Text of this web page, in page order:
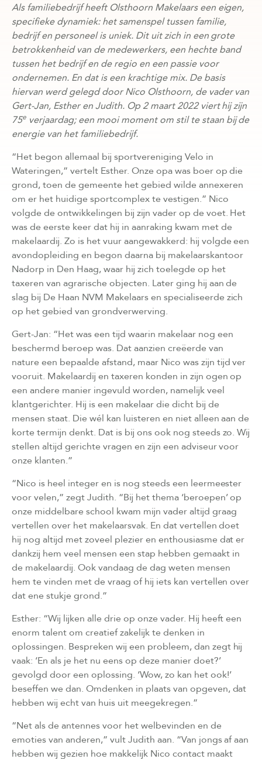
Als familiebedrijf heeft Olsthoorn Makelaars een eigen,
specifieke dynamiek: het samenspel tussen familie,
bedrijf en personeel is uniek. Dit uit zich in een grote
betrokkenheid van de medewerkers, een hechte band
tussen het bedrijf en de regio en een passie voor
ondernemen. En dat is een krachtige mix. De basis
hiervan werd gelegd door Nico Olsthoorn, de vader van
Gert-Jan, Esther en Judith. Op 2 maart 2022 viert hij zijn
75everjaardag; een mooi moment om stil te staan bij de
energie van het familiebedrijf.
“Het begon allemaal bij sportvereniging Velo in
Wateringen,” vertelt Esther. Onze opa was boer op die
grond, toen de gemeente het gebied wilde annexeren
om er het huidige sportcomplex te vestigen.” Nico
volgde de ontwikkelingen bij zijn vader op de voet. Het
was de eerste keer dat hij in aanraking kwam met de
makelaardij. Zo is het vuur aangewakkerd: hij volgde een
avondopleiding en begon daarna bij makelaarskantoor
Nadorp in Den Haag, waar hij zich toelegde op het
taxeren van agrarische objecten. Later ging hij aan de
slag bij De Haan NVM Makelaars en specialiseerde zich
op het gebied van grondverwerving.
Gert-Jan: “Het was een tijd waarin makelaar nog een
beschermd beroep was. Dat aanzien creëerde van
nature een bepaalde afstand, maar Nico was zijn tijd ver
vooruit. Makelaardij en taxeren konden in zijn ogen op
een andere manier ingevuld worden, namelijk veel
klantgerichter. Hij is een makelaar die dicht bij de
mensen staat. Die wél kan luisteren en niet alleen aan de
korte termijn denkt. Dat is bij ons ook nog steeds zo. Wij
stellen altijd gerichte vragen en zijn een adviseur voor
onze klanten.”
“Nico is heel integer en is nog steeds een leermeester
voor velen,” zegt Judith. “Bij het thema ‘beroepen’ op
onze middelbare school kwam mijn vader altijd graag
vertellen over het makelaarsvak. En dat vertellen doet
hij nog altijd met zoveel plezier en enthousiasme dat er
dankzij hem veel mensen een stap hebben gemaakt in
de makelaardij. Ook vandaag de dag weten mensen
hem te vinden met de vraag of hij iets kan vertellen over
dat ene stukje grond.”
Esther: “Wij lijken alle drie op onze vader. Hij heeft een
enorm talent om creatief zakelijk te denken in
oplossingen. Bespreken wij een probleem, dan zegt hij
vaak: ‘En als je het nu eens op deze manier doet?’
gevolgd door een oplossing. ‘Wow, zo kan het ook!’
beseffen we dan. Omdenken in plaats van opgeven, dat
hebben wij echt van huis uit meegekregen.”
“Net als de antennes voor het welbevinden en de
emoties van anderen,” vult Judith aan. “Van jongs af aan
hebben wij gezien hoe makkelijk Nico contact maakt